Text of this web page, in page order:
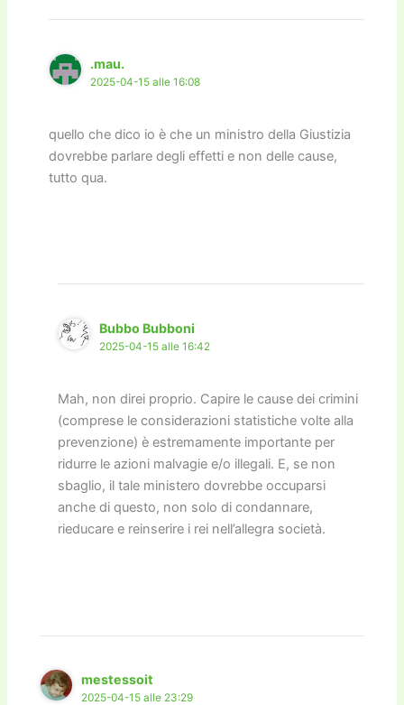
.mau.
2025-04-15 alle 16:08
quello che dico io è che un ministro della Giustizia
dovrebbe parlare degli effetti e non delle cause,
tutto qua.
Bubbo Bubboni
2025-04-15 alle 16:42
Mah, non direi proprio. Capire le cause dei crimini
(comprese le considerazioni statistiche volte alla
prevenzione) è estremamente importante per
ridurre le azioni malvagie e/o illegali. E, se non
sbaglio, il tale ministero dovrebbe occuparsi
anche di questo, non solo di condannare,
rieducare e reinserire i rei nell’allegra società.
mestessoit
2025-04-15 alle 23:29